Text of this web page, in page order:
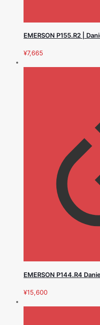
EMERSON P155.R2 |
¥7,665
EMERSON P144.R4
¥15,600